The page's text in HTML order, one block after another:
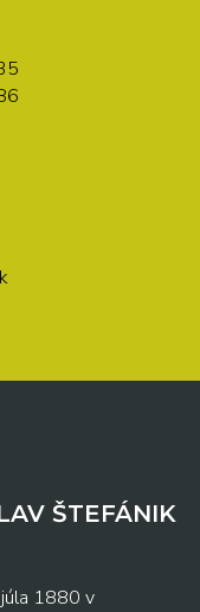
ŠTEFÁNIK
1880 v